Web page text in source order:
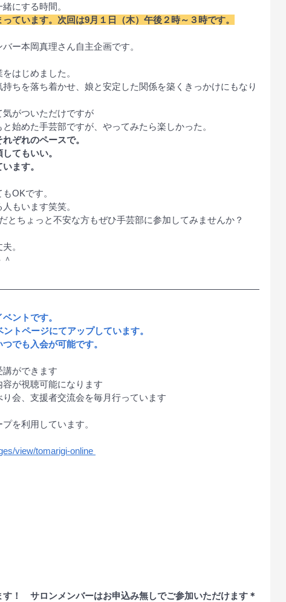
にする時間。
ています。次回は9月１日（木）午後２時～３時です。
ー本岡真理さん自主企画です。
はじめました。
ちを落ち着かせ、娘と安定した関係を築くきっかけにもなり
がついただけですが
始めた手芸部ですが、やってみたら楽しかった。
ぞれのペースで。
てもいい。
ます。
OKです。
もいます笑笑。
とちょっと不安な方もぜひ手芸部に参加してみませんか？
。
ントです。
トページにてアップしています。
でも入会が可能です。
ができます
が視聴可能になります
会、支援者交流会を毎月行っています
を利用しています。
view/tomarigi-online
！　サロンメンバーはお申込み無しでご参加いただけます＊